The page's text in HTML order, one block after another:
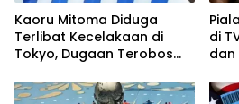
Kaoru Mitoma Diduga
Terlibat Kecelakaan di
Tokyo, Dugaan Terobos
Diselidiki
di
dan